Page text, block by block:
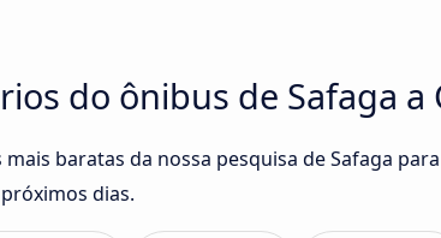
do ônibus de Safaga a
baratas da nossa pesquisa de Safaga
dias.